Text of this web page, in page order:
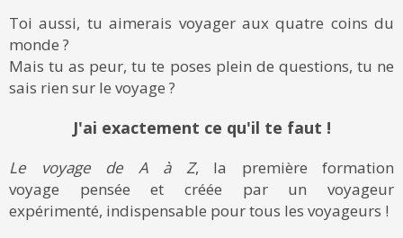
Toi aussi, tu aimerais voyager aux quatre coins du
monde ?
Mais tu as peur, tu te poses plein de questions, tu ne
sais rien sur le voyage ?
J'ai exactement ce qu'il te faut !
Le voyage de A à Z, la première formation
voyage pensée et créée par un voyageur
expérimenté, indispensable pour tous les voyageurs !